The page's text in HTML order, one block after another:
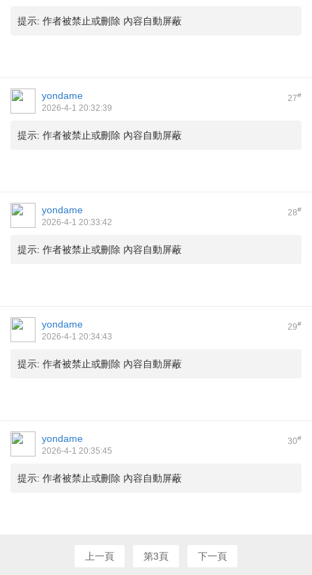
提示: 作者被禁止或刪除 內容自動屏蔽
27#
yondame
2026-4-1 20:32:39
提示: 作者被禁止或刪除 內容自動屏蔽
28#
yondame
2026-4-1 20:33:42
提示: 作者被禁止或刪除 內容自動屏蔽
29#
yondame
2026-4-1 20:34:43
提示: 作者被禁止或刪除 內容自動屏蔽
30#
yondame
2026-4-1 20:35:45
提示: 作者被禁止或刪除 內容自動屏蔽
上一頁 第3頁 下一頁